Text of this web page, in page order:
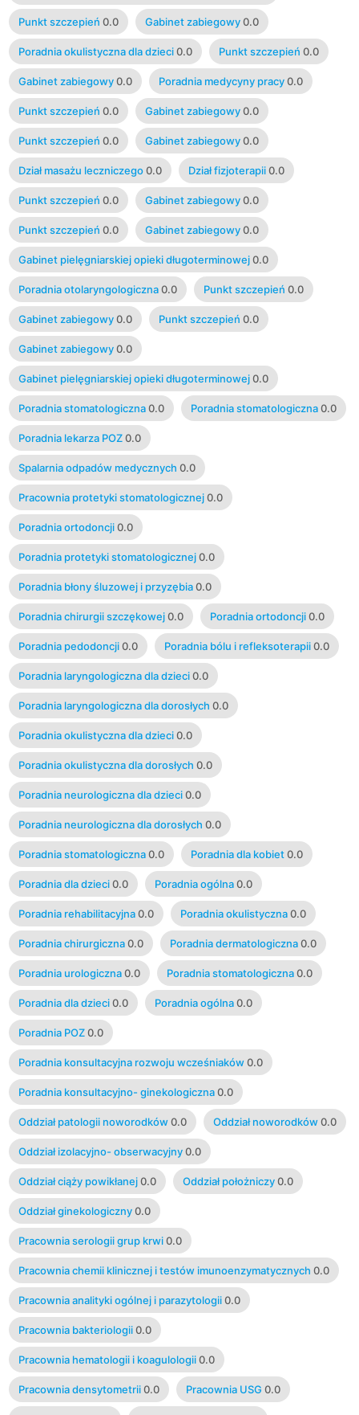
Punkt szczepień 0.0 Gabinet zabiegowy 0.0
Poradnia okulistyczna dla dzieci 0.0 Punkt szczepień 0.0
Gabinet zabiegowy 0.0 Poradnia medycyny pracy 0.0
Punkt szczepień 0.0 Gabinet zabiegowy 0.0
Punkt szczepień 0.0 Gabinet zabiegowy 0.0
Dział masażu leczniczego 0.0 Dział fizjoterapii 0.0
Punkt szczepień 0.0 Gabinet zabiegowy 0.0
Punkt szczepień 0.0 Gabinet zabiegowy 0.0
Gabinet pielęgniarskiej opieki długoterminowej 0.0
Poradnia otolaryngologiczna 0.0 Punkt szczepień 0.0
Gabinet zabiegowy 0.0 Punkt szczepień 0.0
Gabinet zabiegowy 0.0
Gabinet pielęgniarskiej opieki długoterminowej 0.0
Poradnia stomatologiczna 0.0 Poradnia stomatologiczna 0.0
Poradnia lekarza POZ 0.0
Spalarnia odpadów medycznych 0.0
Pracownia protetyki stomatologicznej 0.0
Poradnia ortodoncji 0.0
Poradnia protetyki stomatologicznej 0.0
Poradnia błony śluzowej i przyzębia 0.0
Poradnia chirurgii szczękowej 0.0 Poradnia ortodoncji 0.0
Poradnia pedodoncji 0.0 Poradnia bólu i refleksoterapii 0.0
Poradnia laryngologiczna dla dzieci 0.0
Poradnia laryngologiczna dla dorosłych 0.0
Poradnia okulistyczna dla dzieci 0.0
Poradnia okulistyczna dla dorosłych 0.0
Poradnia neurologiczna dla dzieci 0.0
Poradnia neurologiczna dla dorosłych 0.0
Poradnia stomatologiczna 0.0 Poradnia dla kobiet 0.0
Poradnia dla dzieci 0.0 Poradnia ogólna 0.0
Poradnia rehabilitacyjna 0.0 Poradnia okulistyczna 0.0
Poradnia chirurgiczna 0.0 Poradnia dermatologiczna 0.0
Poradnia urologiczna 0.0 Poradnia stomatologiczna 0.0
Poradnia dla dzieci 0.0 Poradnia ogólna 0.0
Poradnia POZ 0.0
Poradnia konsultacyjna rozwoju wcześniaków 0.0
Poradnia konsultacyjno- ginekologiczna 0.0
Oddział patologii noworodków 0.0 Oddział noworodków 0.0
Oddział izolacyjno- obserwacyjny 0.0
Oddział ciąży powikłanej 0.0 Oddział położniczy 0.0
Oddział ginekologiczny 0.0
Pracownia serologii grup krwi 0.0
Pracownia chemii klinicznej i testów imunoenzymatycznych 0.0
Pracownia analityki ogólnej i parazytologii 0.0
Pracownia bakteriologii 0.0
Pracownia hematologii i koagulologii 0.0
Pracownia densytometrii 0.0 Pracownia USG 0.0